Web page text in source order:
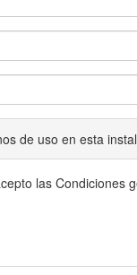
de uso en esta
las Condiciones